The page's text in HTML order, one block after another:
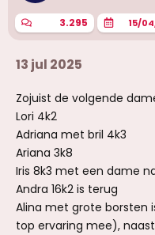
3.295 15/
13 jul 2025
Zojuist de volgende
Lori 4k2
Adriana met bril 4k3
Ariana 3k8
Iris 8k3 met een dame
Andra 16k2 is terug
Alina met grote borsten
top ervaring mee),